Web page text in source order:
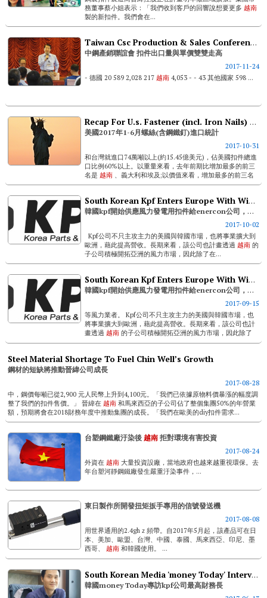
務董事蔡小姐表示：「我們收到客戶的回響說想要更多 越南
製的新扣件。我們會在...
Taiwan Csc Production & Sales Conference----- Fastener Export And Unit Price Increase
中鋼產銷聯誼會 扣件出口量與單價雙雙走高
2017-11-24
- 德國 20 589 2,028 217越南4,053 - - 43 其他國家 598 ...
Recap For U.s. Fastener (incl. Iron Nails) Import In Jan-jun. 2017
美國2017年1-6月螺絲(含鋼鐵釘)進口統計
2017-10-31
和台灣就進口74萬噸以上(約15.45億美元)，佔美國扣件總進
口比例60%以上。以重量來看，去年前期比增加最多的前三
名是 越南
、義大利和埃及;以價值來看，增加最多的前三名
為...
South Korean Kpf Enters Europe With Wind Power Fasteners Supply To Enercon
韓國kpf開始供應風力發電用扣件給enercon公司，進軍歐洲
2017-10-02
Kpf公司不只主攻主力的美國與韓國市場，也將事業擴大到
歐洲，藉此提高營收。長期來看，該公司也計畫透過 越南的
子公司積極開拓亞洲的風力市場，因此除了在...
South Korean Kpf Enters Europe With Wind Power Fasteners Supply To Enercon
韓國kpf開始供應風力發電用扣件給enercon公司，進軍歐洲
2017-09-15
等風力業者。 Kpf公司不只主攻主力的美國與韓國市場，也
將事業擴大到歐洲，藉此提高營收。長期來看，該公司也計
畫透過 越南的子公司積極開拓亞洲的風力市場，因此除了
在...
Steel Material Shortage To Fuel Chin Well’s Growth
鋼材的短缺將推動晉緯公司成長
2017-08-28
中，鋼價每噸已從2,900 元人民幣上升到4,100元。「我們已依據原物料價暴漲的幅度調
整了我們的扣件售價。」 晉緯在 越南和馬來西亞的子公司佔了整個集團50%的年營業
額，預期將會在2018財務年度中推動集團的成長。「我們在歐美的diy扣件需求...
台塑鋼鐵廠汙染後越南拒對環境有害投資
2017-08-24
外資在 越南大量投資設廠，當地政府也越來越重視環保。去
年台塑河靜鋼鐵廠發生嚴重汙染事件，...
東日製作所開發扭矩扳手專用的信號發送機
2017-08-08
用世界通用的2.4ghｚ頻帶。自2017年5月起，該產品可在日
本、美加、歐盟、台灣、中國、泰國、馬來西亞、印尼、墨
西哥、
越南和韓國使用。 ...
South Korean Media 'money Today' Interviews Kpf's Cfo
韓國money Today專訪kpf公司最高財務長